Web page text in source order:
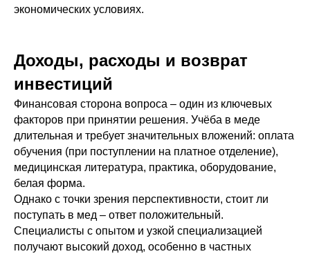
экономических условиях.
Доходы, расходы и возврат
инвестиций
Финансовая сторона вопроса – один из ключевых
факторов при принятии решения. Учёба в меде
длительная и требует значительных вложений: оплата
обучения (при поступлении на платное отделение),
медицинская литература, практика, оборудование,
белая форма.
Однако с точки зрения перспективности, стоит ли
поступать в мед – ответ положительный.
Специалисты с опытом и узкой специализацией
получают высокий доход, особенно в частных